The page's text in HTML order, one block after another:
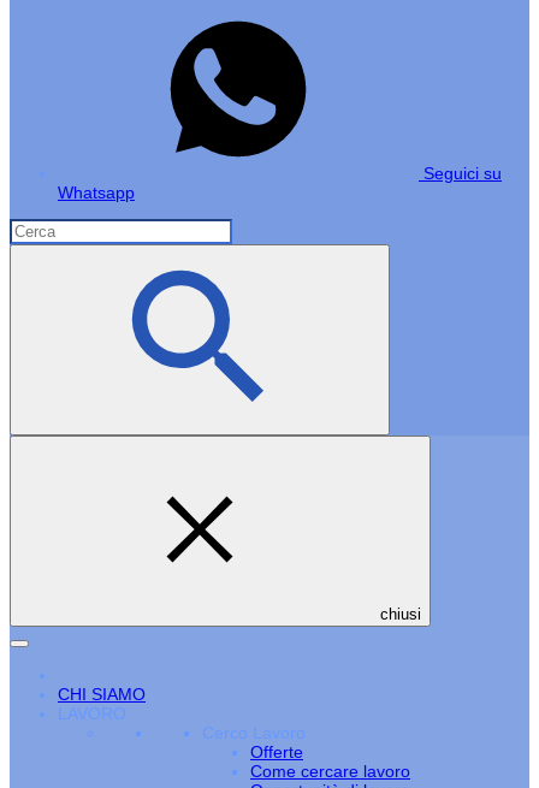
Seguici su
Whatsapp
chiusi
CHI SIAMO
LAVORO
Cerco Lavoro
Offerte
Come cercare lavoro